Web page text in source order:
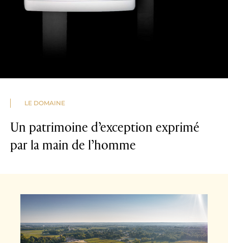
LE DOMAINE
Un patrimoine d’exception exprimé
par la main de l’homme